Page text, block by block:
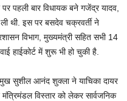
पहली बार विधायक बने गजेंद्र यादव,
थी. इस पर बसदेव चक्रवर्ती ने
विभाग, मुख्यमंत्री सहित सभी 14
हाईकोर्ट में शुरू भी हो चुकी है.
सुशील आनंद शुक्ला ने याचिका दायर
विस्तार को लेकर सार्वजनिक